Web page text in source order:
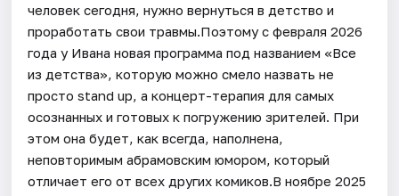
человек сегодня, нужно вернуться в детство и
проработать свои травмы.Поэтому с февраля 2026
года у Ивана новая программа под названием «Все
из детства», которую можно смело назвать не
просто stand up, а концерт-терапия для самых
осознанных и готовых к погружению зрителей. При
этом она будет, как всегда, наполнена,
неповторимым абрамовским юмором, который
отличает его от всех других комиков.В ноябре 2025